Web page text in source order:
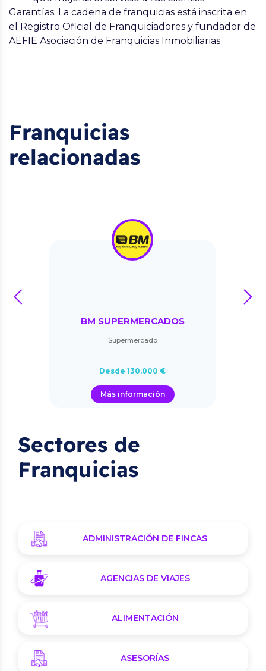
Garantías: La cadena de franquicias está inscrita en
el Registro Oficial de Franquiciadores y fundador de
AEFIE Asociación de Franquicias Inmobiliarias
Franquicias
relacionadas
BM SUPERMERCADOS
Supermercado
Desde 130.000 €
Más información
prev next
Sectores de
Franquicias
ADMINISTRACIÓN DE FINCAS
AGENCIAS DE VIAJES
ALIMENTACIÓN
ASESORÍAS